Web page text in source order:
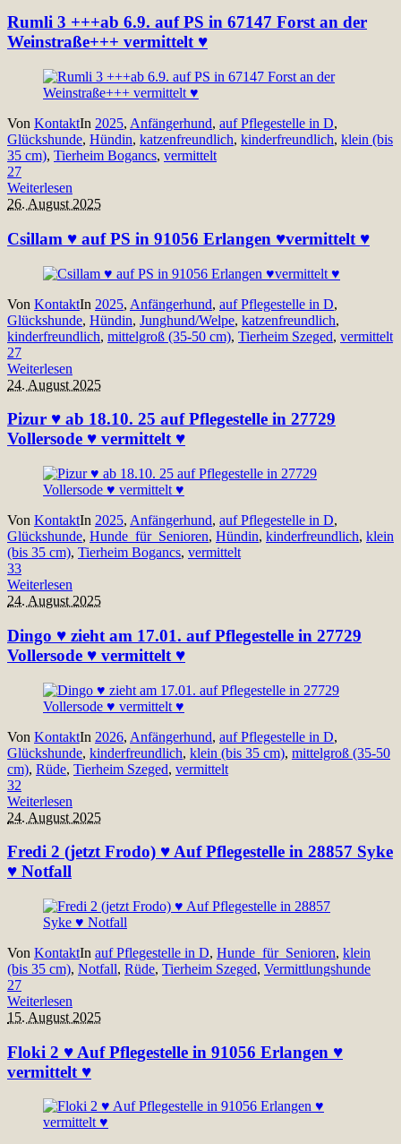
Rumli 3 +++ab 6.9. auf PS in 67147 Forst an der
Weinstraße+++ vermittelt ♥
Von KontaktIn 2025, Anfängerhund, auf Pflegestelle in D,
Glückshunde, Hündin, katzenfreundlich, kinderfreundlich, klein (bis
35 cm), Tierheim Bogancs, vermittelt
27
Weiterlesen
26. August 2025
Csillam ♥ auf PS in 91056 Erlangen ♥vermittelt ♥
Von KontaktIn 2025, Anfängerhund, auf Pflegestelle in D,
Glückshunde, Hündin, Junghund/Welpe, katzenfreundlich,
kinderfreundlich, mittelgroß (35-50 cm), Tierheim Szeged, vermittelt
27
Weiterlesen
24. August 2025
Pizur ♥ ab 18.10. 25 auf Pflegestelle in 27729
Vollersode ♥ vermittelt ♥
Von KontaktIn 2025, Anfängerhund, auf Pflegestelle in D,
Glückshunde, Hunde_für_Senioren, Hündin, kinderfreundlich, klein
(bis 35 cm), Tierheim Bogancs, vermittelt
33
Weiterlesen
24. August 2025
Dingo ♥ zieht am 17.01. auf Pflegestelle in 27729
Vollersode ♥ vermittelt ♥
Von KontaktIn 2026, Anfängerhund, auf Pflegestelle in D,
Glückshunde, kinderfreundlich, klein (bis 35 cm), mittelgroß (35-50
cm), Rüde, Tierheim Szeged, vermittelt
32
Weiterlesen
24. August 2025
Fredi 2 (jetzt Frodo) ♥ Auf Pflegestelle in 28857 Syke
♥ Notfall
Von KontaktIn auf Pflegestelle in D, Hunde_für_Senioren, klein
(bis 35 cm), Notfall, Rüde, Tierheim Szeged, Vermittlungshunde
27
Weiterlesen
15. August 2025
Floki 2 ♥ Auf Pflegestelle in 91056 Erlangen ♥
vermittelt ♥